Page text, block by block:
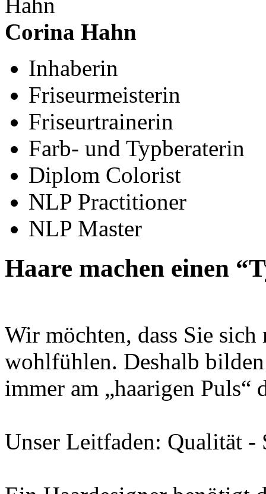
Corina Hahn
Inhaberin
Friseurmeisterin
Friseurtrainerin
Farb- und Typberaterin
Diplom Colorist
NLP Practitioner
NLP Master
Haare machen einen
Wir möchten, dass Sie
wohlfühlen. Deshalb
immer am „haarigen Puls“
Unser Leitfaden: Qualität -